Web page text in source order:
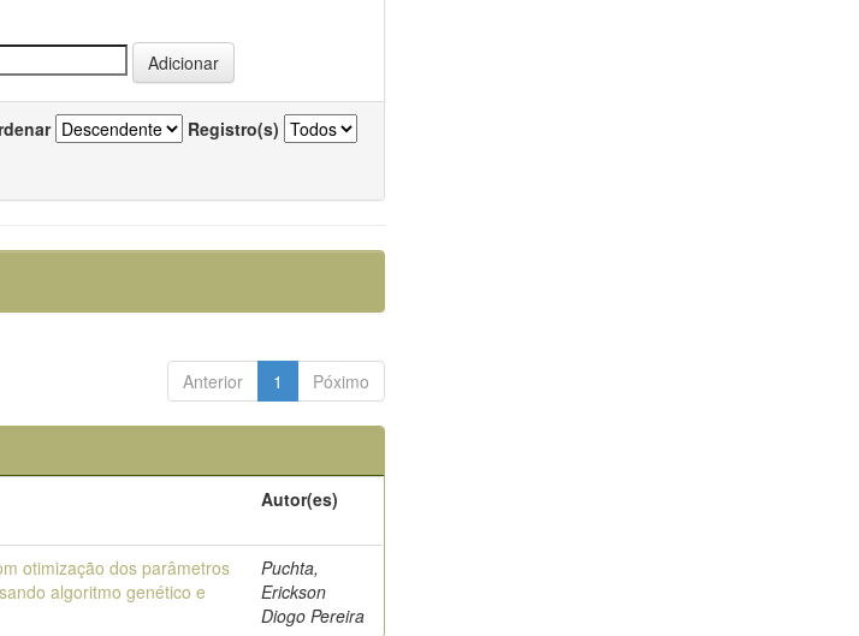
Registro(s)
Anterior 1 Póximo
Autor(es)
otimização dos parâmetros
algoritmo genético e
Puchta,
Erickson
Diogo Pereira